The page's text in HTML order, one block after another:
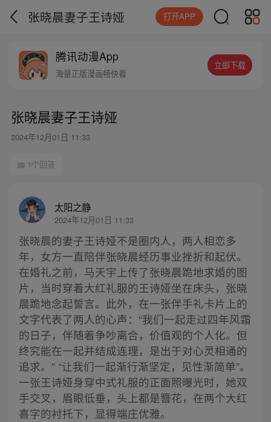
张晓晨妻子王诗娅 打开APP
腾讯动漫App
海量正版漫画畅快看
立即下载
张晓晨妻子王诗娅
2024年12月01日 11:33
1个回答
太阳之静
2024年12月01日 11:33
张晓晨的妻子王诗娅不是圈内人，两人相恋多
年，女方一直陪伴张晓晨经历事业挫折和起伏。
在婚礼之前，马天宇上传了张晓晨跪地求婚的图
片，当时穿着大红礼服的王诗娅坐在床头，张晓
晨跪地念起誓言。此外，在一张伴手礼卡片上的
文字代表了两人的心声：“我们一起走过四年风霜
的日子，伴随着争吵离合，价值观的个人化。但
终究能在一起并结成连理，是出于对心灵相通的
追求。” “让我们一起渐行渐坚定，见性渐简单”。
一张王诗娅身穿中式礼服的正面照曝光时，她双
手交叉，眉眼低垂，头上都是簪花，在两个大红
喜字的衬托下，显得端庄优雅。